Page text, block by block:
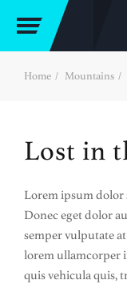
Home Mountains
Lost in
Lorem ipsum dolor
Donec eget dolor
semper vulputate
lorem ullamcorper
quis vehicula quis,